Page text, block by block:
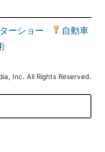
ーショー
自動車
Inc. All Rights Reserved.